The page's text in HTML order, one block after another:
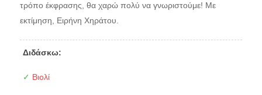
τρόπο έκφρασης, θα χαρώ πολύ να γνωριστούμε! Με
εκτίμηση, Ειρήνη Χηράτου.
Διδάσκω:
✓ Βιολί